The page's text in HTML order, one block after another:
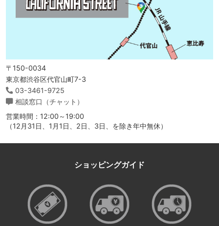
〒150-0034
東京都渋谷区代官山町7-3
03-3461-9725
相談窓口（チャット）
営業時間：12:00～19:00
（12月31日、1月1日、2日、3日、を除き年中無休）
ショッピングガイド